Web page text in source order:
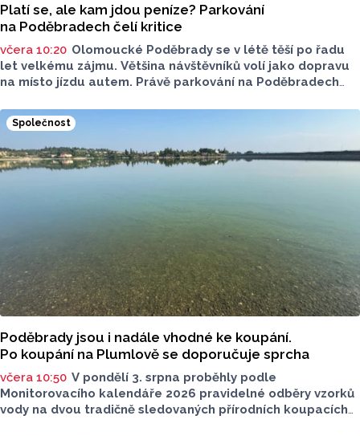
Platí se, ale kam jdou peníze? Parkování
na Poděbradech čelí kritice
včera 10:20 Olomoucké Poděbrady se v létě těší po řadu
let velkému zájmu. Většina návštěvníků volí jako dopravu
na místo jízdu autem. Právě parkování na Poděbradech
Na konci června vznikla na Facebooku stránka s názvem
Poděbrady bez závor a nelegálního parkovného, která
upozorňuje na nevyhovujcí situaci s parkováním
u oblíbeného olomouckého letoviska. Za iniciativou stojí
zastupitel města Olomouce, na jeho přání nebudeme
Společnost
Poděbrady jsou i nadále vhodné ke koupání.
Po koupání na Plumlově se doporučuje sprcha
včera 10:50 V pondělí 3. srpna proběhly podle
Monitorovacího kalendáře 2026 pravidelné odběry vzorků
vody na dvou tradičně sledovaných přírodních koupacích